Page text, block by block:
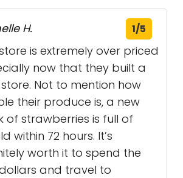
H. 1/5
is extremely over priced
now that they built a
Not to mention how
their produce is, a new
of strawberries is full of
within 72 hours. It’s
worth it to spend the
and travel to